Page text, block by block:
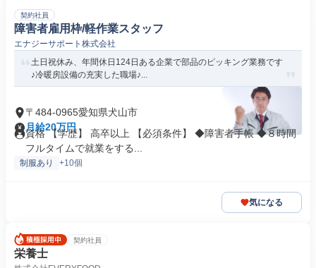
契約社員
障害者雇用枠/軽作業スタッフ
エナジーサポート株式会社
土日祝休み、年間休日124日ある企業で部品のピッキング業務です
♪冷暖房設備の充実した職場♪...
〒484-0965愛知県犬山市
月給20万円
資格 【学歴】 高卒以上 【必須条件】 ◆障害者手帳 ◆８時間
フルタイムで就業をする...
制服あり +10個
気になる
契約社員
栄養士